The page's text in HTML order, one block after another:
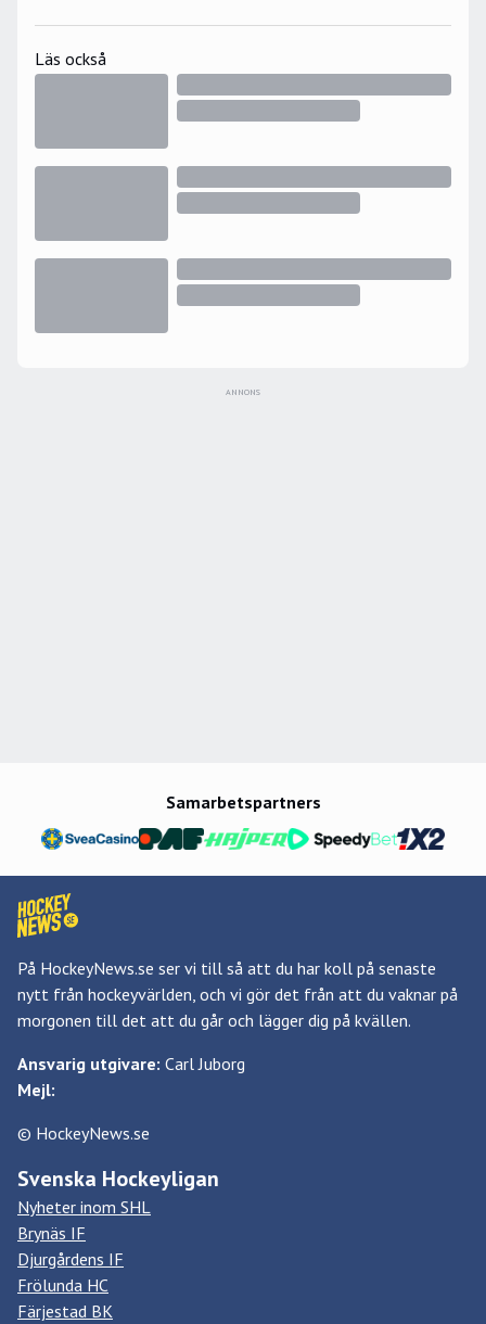
Han har bevakat SHL, Hockeyallsvenskan, NHL, VM
och JVM och har under flera år även hörts som
Hockeyallsvenskan samt SHL och SDHL.
Drivet ligger i att berätta nyheter eller skriva
stora hockeyfrågor som rör ekonomi, elitlicens,
seriesystem och tv-avtal.
Läs också
ANNONS
Samarbetspartners
På HockeyNews.se ser vi till så att du har koll på senaste
nytt från hockeyvärlden, och vi gör det från att du vaknar på
morgonen till det att du går och lägger dig på kvällen.
Ansvarig utgivare: Carl Juborg
Mejl:
© HockeyNews.se
Svenska Hockeyligan
Nyheter inom SHL
Brynäs IF
Djurgårdens IF
Frölunda HC
Färjestad BK